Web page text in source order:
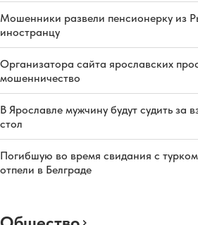
Мошенники развели пенсионерку из
иностранцу
Организатора сайта ярославских
мошенничество
В Ярославле мужчину будут судить за
стол
Погибшую во время свидания с
отпели в Белграде